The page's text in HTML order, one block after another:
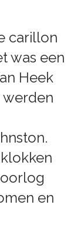
carillon
was een
Heek
werden
en